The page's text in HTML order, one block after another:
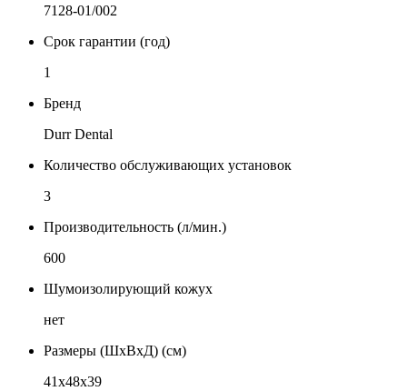
7128-01/002
Срок гарантии (год)
1
Бренд
Durr Dental
Количество обслуживающих установок
3
Производительность (л/мин.)
600
Шумоизолирующий кожух
нет
Размеры (ШхВхД) (см)
41x48x39